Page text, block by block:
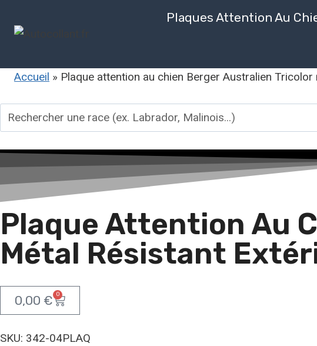
Plaques Attention Au
Accueil » Plaque attention au chien Berger Australien
Plaque Attention Au
Métal Résistant
0,00 € 0
SKU: 342-04PLAQ